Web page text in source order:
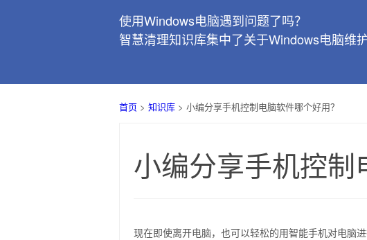
使用Windows电脑遇到问题了吗？
智慧清理知识库集中了关于Windows电脑维
首页 > 知识库 > 小编分享手机控制电脑软件哪个好用？
小编分享手机控制
现在即使离开电脑，也可以轻松的用智能手机对电脑